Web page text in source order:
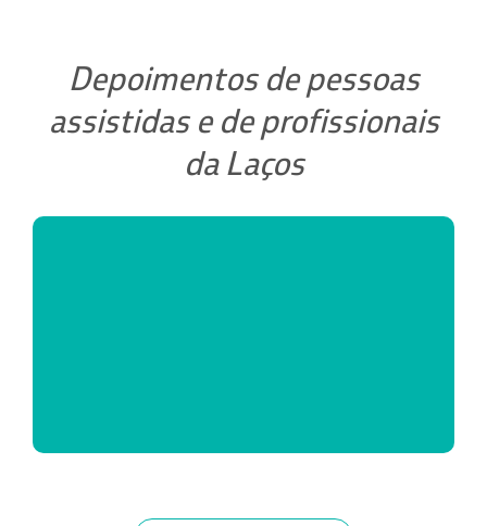
Depoimentos de pessoas
assistidas e de profissionais
da Laços